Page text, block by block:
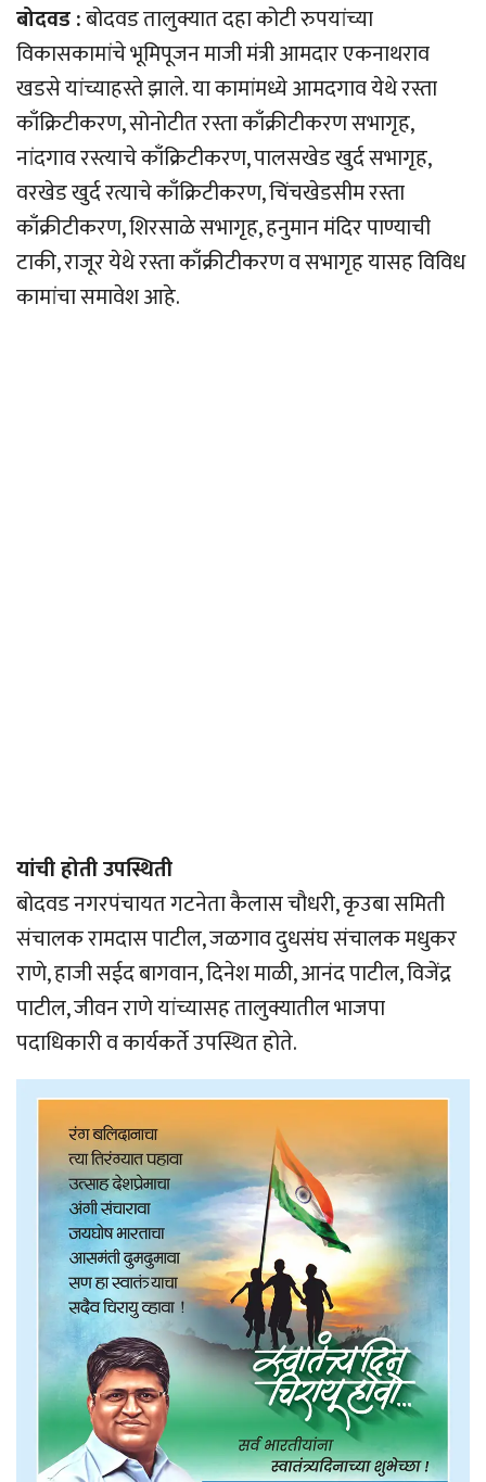
बोदवड :बोदवड तालुक्यात दहा कोटी रुपयांच्या
विकासकामांचे भूमिपूजन माजी मंत्री आमदार एकनाथराव
खडसे यांच्याहस्ते झाले. या कामांमध्ये आमदगाव येथे रस्ता
काँक्रिटीकरण, सोनोटीत रस्ता काँक्रीटीकरण सभागृह,
नांदगाव रस्त्याचे काँक्रिटीकरण, पालसखेड खुर्द सभागृह,
वरखेड खुर्द रत्याचे काँक्रिटीकरण, चिंचखेडसीम रस्ता
काँक्रीटीकरण, शिरसाळे सभागृह, हनुमान मंदिर पाण्याची
टाकी, राजूर येथे रस्ता काँक्रीटीकरण व सभागृह यासह विविध
कामांचा समावेश आहे.
यांची होती उपस्थिती
बोदवड नगरपंचायत गटनेता कैलास चौधरी, कृउबा समिती
संचालक रामदास पाटील, जळगाव दुधसंघ संचालक मधुकर
राणे, हाजी सईद बागवान, दिनेश माळी, आनंद पाटील, विजेंद्र
पाटील, जीवन राणे यांच्यासह तालुक्यातील भाजपा
पदाधिकारी व कार्यकर्ते उपस्थित होते.